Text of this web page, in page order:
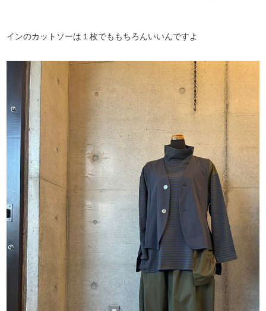
インのカットソーは１枚でももちろんいいんですよ